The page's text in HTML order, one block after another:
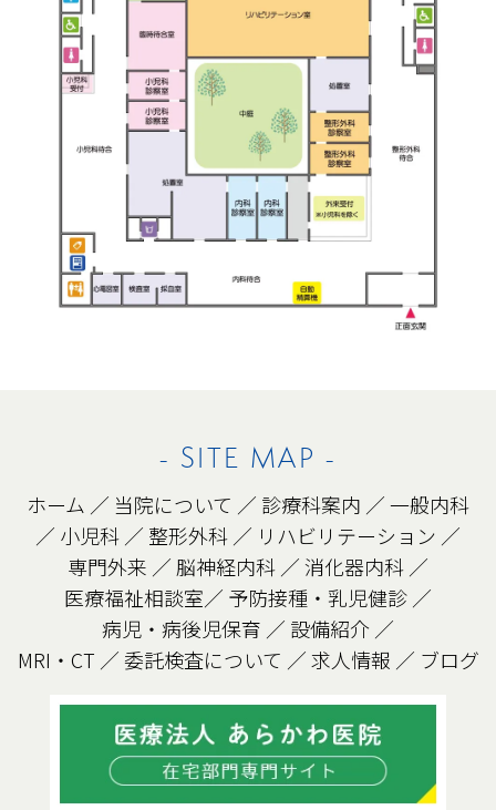
- SITE MAP -
ホーム ／ 当院について ／ 診療科案内 ／一般内科
／ 小児科 ／ 整形外科 ／ リハビリテーション ／
専門外来 ／ 脳神経内科 ／消化器内科 ／
医療福祉相談室／ 予防接種・乳児健診 ／
病児・病後児保育 ／ 設備紹介 ／
MRI・CT ／委託検査について ／求人情報 ／ ブログ